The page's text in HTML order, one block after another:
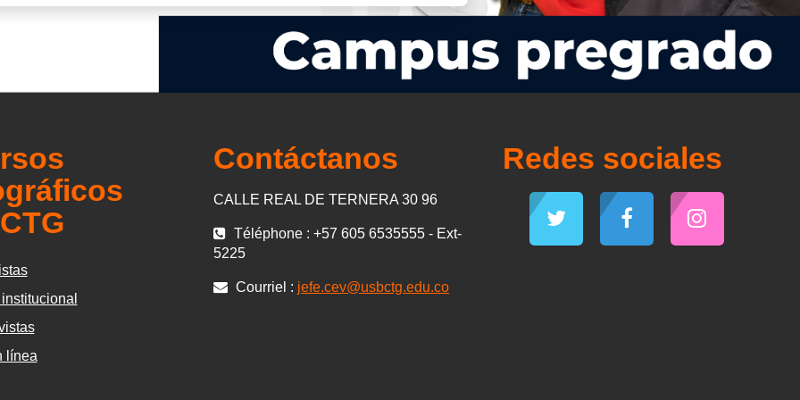
línea
Contáctanos
CALLE REAL DE TERNERA 30 96
Téléphone : +57 605 6535555 - Ext-
5225
Courriel : jefe.cev@usbctg.edu.co
Redes sociales